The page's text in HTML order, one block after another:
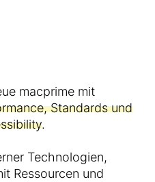
macprime mit
Standards und
.
Technologien,
Ressourcen und